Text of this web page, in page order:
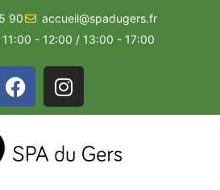
90
accueil@spadugers.fr
11:00 - 12:00 / 13:00 - 17:00